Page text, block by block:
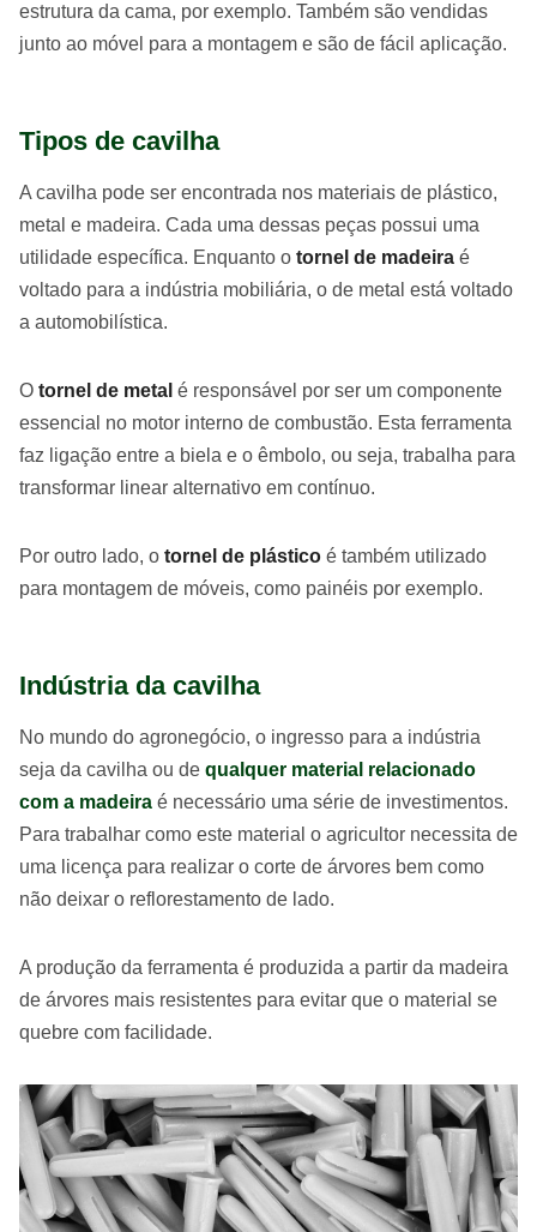
estrutura da cama, por exemplo. Também são vendidas
junto ao móvel para a montagem e são de fácil aplicação.
Tipos de cavilha
A cavilha pode ser encontrada nos materiais de plástico,
metal e madeira. Cada uma dessas peças possui uma
utilidade específica. Enquanto o tornel de madeira é
voltado para a indústria mobiliária, o de metal está voltado
a automobilística.
O tornel de metal é responsável por ser um componente
essencial no motor interno de combustão. Esta ferramenta
faz ligação entre a biela e o êmbolo, ou seja, trabalha para
transformar linear alternativo em contínuo.
Por outro lado, o tornel de plástico é também utilizado
para montagem de móveis, como painéis por exemplo.
Indústria da cavilha
No mundo do agronegócio, o ingresso para a indústria
seja da cavilha ou de qualquer material relacionado
com a madeira é necessário uma série de investimentos.
Para trabalhar como este material o agricultor necessita de
uma licença para realizar o corte de árvores bem como
não deixar o reflorestamento de lado.
A produção da ferramenta é produzida a partir da madeira
de árvores mais resistentes para evitar que o material se
quebre com facilidade.